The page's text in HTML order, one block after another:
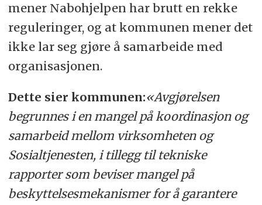
mener Nabohjelpen har brutt en rekke
reguleringer, og at kommunen mener det
ikke lar seg gjøre å samarbeide med
organisasjonen.
Dette sier kommunen:«Avgjørelsen
begrunnes i en mangel på koordinasjon og
samarbeid mellom virksomheten og
Sosialtjenesten, i tillegg til tekniske
rapporter som beviser mangel på
beskyttelsesmekanismer for å garantere